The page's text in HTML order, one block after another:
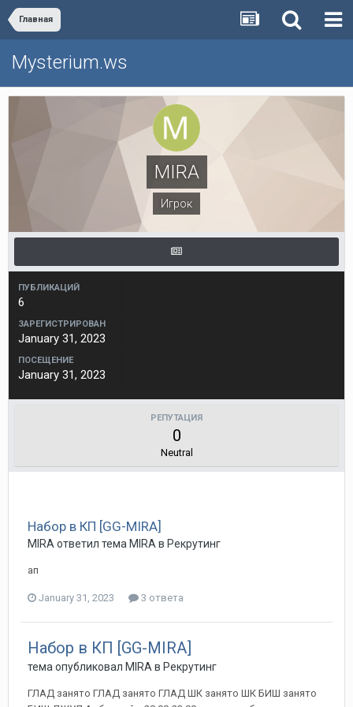
Главная
Mysterium.ws
MIRA
Игрок
ПУБЛИКАЦИЙ
6
ЗАРЕГИСТРИРОВАН
January 31, 2023
ПОСЕЩЕНИЕ
January 31, 2023
РЕПУТАЦИЯ
0
Neutral
Набор в КП [GG-MIRA]
MIRA ответил тема MIRA в Рекрутинг
ап
January 31, 2023 3 ответа
Набор в КП [GG-MIRA]
тема опубликовал MIRA в Рекрутинг
ГЛАД занято ГЛАД занято ГЛАД ШК занято ШК БИШ занято